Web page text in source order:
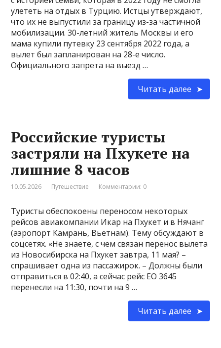
улететь на отдых в Турцию. Истцы утверждают,
что их не выпустили за границу из-за частичной
мобилизации. 30-летний житель Москвы и его
мама купили путевку 23 сентября 2022 года, а
вылет был запланирован на 28-е число.
Официального запрета на выезд …
Читать далее
Российские туристы
застряли на Пхукете на
лишние 8 часов
10.05.2026 Путешествие Комментарии: 0
Туристы обеспокоены переносом некоторых
рейсов авиакомпании Икар на Пхукет и в Нячанг
(аэропорт Камрань, Вьетнам). Тему обсуждают в
соцсетях. «Не знаете, с чем связан перенос вылета
из Новосибирска на Пхукет завтра, 11 мая? –
спрашивает одна из пассажирок. – Должны были
отправиться в 02:40, а сейчас рейс EO 3645
перенесли на 11:30, почти на 9 …
Читать далее